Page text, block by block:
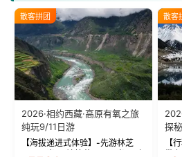
散客拼团
2026·相约西藏·高原有氧之旅
纯玩9/11日游
【海拔递进式体验】-先游林芝
(2900米)再访拉萨(3650米)，亲
散客
探
【
带